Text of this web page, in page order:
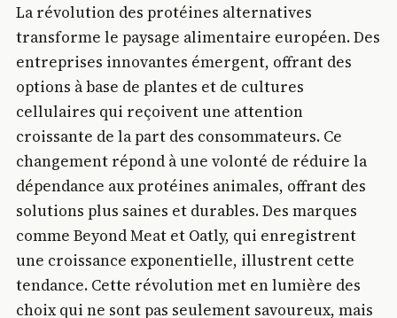
La révolution des protéines alternatives
transforme le paysage alimentaire européen. Des
entreprises innovantes émergent, offrant des
options à base de plantes et de cultures
cellulaires qui reçoivent une attention
croissante de la part des consommateurs. Ce
changement répond à une volonté de réduire la
dépendance aux protéines animales, offrant des
solutions plus saines et durables. Des marques
comme Beyond Meat et Oatly, qui enregistrent
une croissance exponentielle, illustrent cette
tendance. Cette révolution met en lumière des
choix qui ne sont pas seulement savoureux, mais